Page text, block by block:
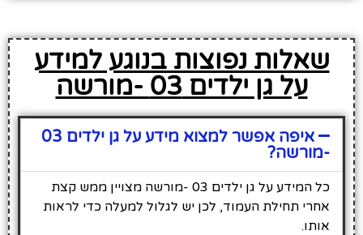
שאלות נפוצות בנוגע למידע
על גן ילדים 03 -מורשה
איפה אפשר למצוא מידע על גן ילדים 03
-מורשה?
כל המידע על גן ילדים 03 -מורשה מצויין ממש קצת
אחרי תחילת העמוד, לכן יש לגלול למעלה כדי לראות
אותו.